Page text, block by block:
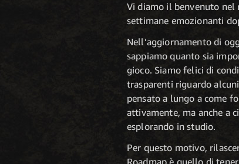
Vi diamo il benvenuto
settimane emozionanti
Nell’aggiornamento di
sappiamo quanto sia
gioco. Siamo felici di
trasparenti riguardo
pensato a lungo a come
attivamente, ma anche a
esplorando in studio.
Per questo motivo,